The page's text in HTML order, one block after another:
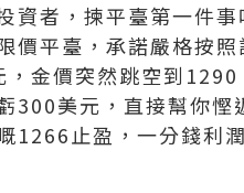
資者，揀平臺第一件
價平臺，承諾嚴格按
，金價突然跳空到
300美元，直接幫你
1266止盈，一分錢利